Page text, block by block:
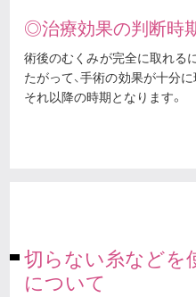
◎治療効果の判断時
術後のむくみが完全に取れる
たがって、手術の効果が十分
それ以降の時期となります。
切らない糸などを
について